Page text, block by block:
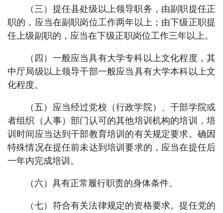
（三）提任县处级以上领导职务，由副职提任正
职的，应当在副职岗位工作两年以上；由下级正职提
任上级副职的，应当在下级正职岗位工作三年以上。
（四）一般应当具有大学专科以上文化程度，其
中厅局级以上领导干部一般应当具有大学本科以上文
化程度。
（五）应当经过党校（行政学院）、干部学院或
者组织（人事）部门认可的其他培训机构的培训，培
训时间应当达到干部教育培训的有关规定要求。确因
特殊情况在提任前未达到培训要求的，应当在提任后
一年内完成培训。
（六）具有正常履行职责的身体条件。
（七）符合有关法律规定的资格要求。提任党的